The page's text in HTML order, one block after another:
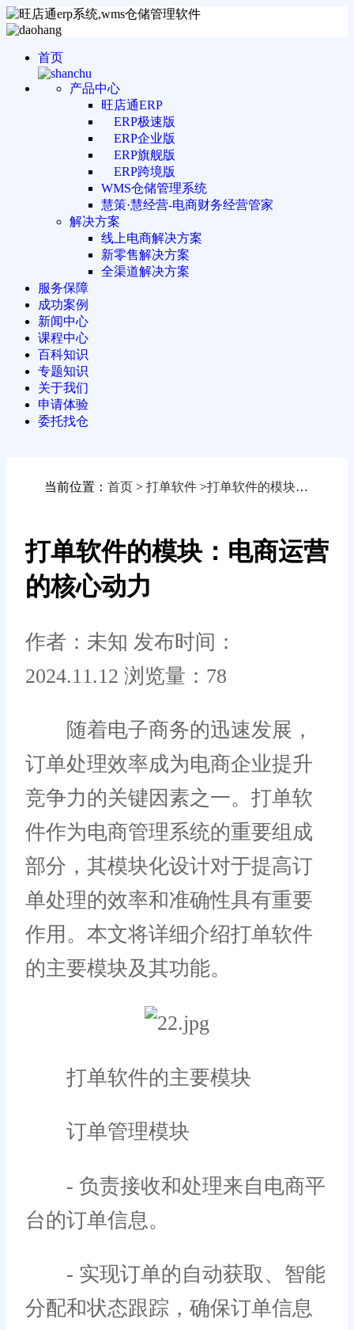
首页
产品中心
旺店通ERP
ERP极速版
ERP企业版
ERP旗舰版
ERP跨境版
WMS仓储管理系统
慧策·慧经营-电商财务经营管家
解决方案
线上电商解决方案
新零售解决方案
全渠道解决方案
服务保障
成功案例
新闻中心
课程中心
百科知识
专题知识
关于我们
申请体验
委托找仓
当前位置： 首页 > 打单软件 >打单软件的模块：电商运营的核心动力
打单软件的模块：电商运营
的核心动力
作者：未知 发布时间：
2024.11.12 浏览量：78
随着电子商务的迅速发展，
订单处理效率成为电商企业提升
竞争力的关键因素之一。打单软
件作为电商管理系统的重要组成
部分，其模块化设计对于提高订
单处理的效率和准确性具有重要
作用。本文将详细介绍打单软件
的主要模块及其功能。
打单软件的主要模块
订单管理模块
- 负责接收和处理来自电商平
台的订单信息。
- 实现订单的自动获取、智能
分配和状态跟踪，确保订单信息